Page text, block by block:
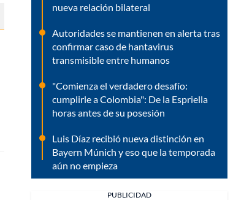
nueva relación bilateral
Autoridades se mantienen en alerta tras
confirmar caso de hantavirus
transmisible entre humanos
"Comienza el verdadero desafío:
cumplirle a Colombia": De la Espriella
horas antes de su posesión
Luis Díaz recibió nueva distinción en
Bayern Múnich y eso que la temporada
aún no empieza
PUBLICIDAD